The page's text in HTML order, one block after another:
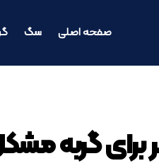
صفحه اصلی سگ
برای گربه